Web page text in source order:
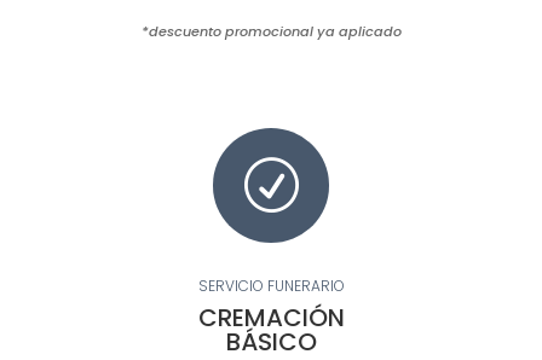
*descuento promocional ya aplicado
R
SERVICIO FUNERARIO
CREMACIÓN
BÁSICO